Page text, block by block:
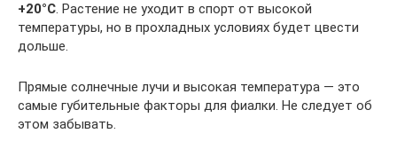
+20°С. Растение не уходит в спорт от высокой
температуры, но в прохладных условиях будет цвести
дольше.
Прямые солнечные лучи и высокая температура — это
самые губительные факторы для фиалки. Не следует об
этом забывать.